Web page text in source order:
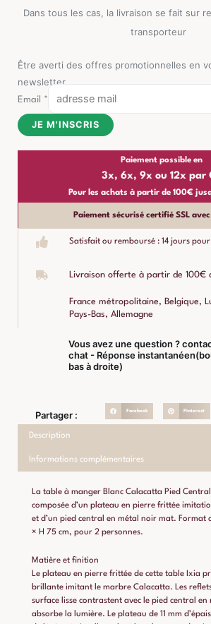
Dans tous les cas, la livraison se fait sur
transporteur
Être averti des offres promotionnelles en
newsletter
Email *
JE M'INSCRIS
Paiement possible en
3x, 6x, 9x ou 12x par
Pour les achats à partir de 100€
Paiement sécurisé certifié SSL
Satisfait ou remboursé : 14 jours
Livraison offerte à partir de 100€
France métropolitaine, Belgique,
Pays-Bas, Allemagne
Vous avez une question ?
chat - Réponse
bas à droite)
Partager : Facebook Pinterest
Description
Informations complémentaires
La table à manger Blanc Calacatta Pied
composée d’un plateau en pierre frittée
et d’un pied central en métal noir mat. Format
× H 75 cm, pour 2 personnes.
Matière et finition
Le plateau en pierre frittée de cette table Ixia
brillante imitant le marbre Calacatta. Les
surface lisse contrastent avec le pied central
absorbe la lumière. Le plateau de 11 mm